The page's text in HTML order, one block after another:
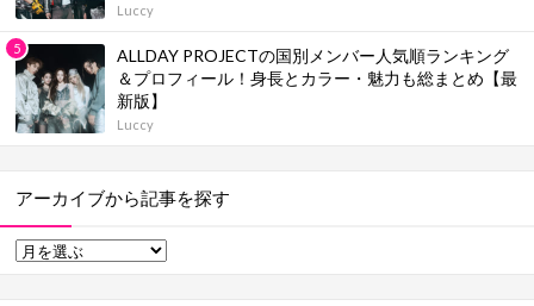
Luccy
ALLDAY PROJECTの国別メンバー人気順ランキング
＆プロフィール！身長とカラー・魅力も総まとめ【最
新版】
Luccy
アーカイブから記事を探す